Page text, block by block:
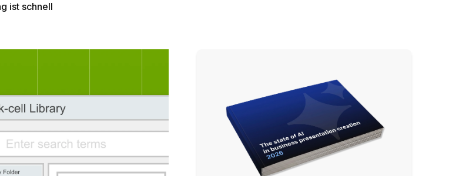
ist schnell